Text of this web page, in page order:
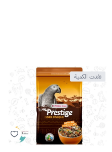
نفدت الكمية